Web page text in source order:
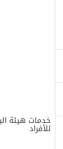
خدمات هيئة
للأفراد